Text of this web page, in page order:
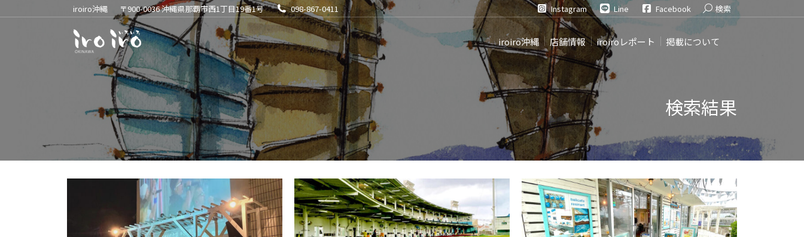
iroiro沖縄 〒900-0036 沖縄県那覇市西1丁目19番1号 098-867-0411 Instagram Line Facebook Search:
検索
iroiro沖縄 店舗情報 iroiroレポート 掲載について
検索結果